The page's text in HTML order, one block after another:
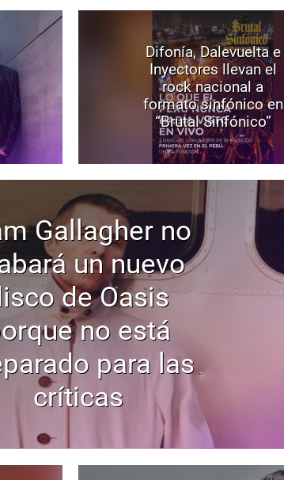
Difonía, Dalevuelta e
Inyectores llevan el
rock nacional a
formato sinfónico en
“Brutal Sinfónico”
Gallagher no
un nuevo
de Oasis
no está
para las
críticas